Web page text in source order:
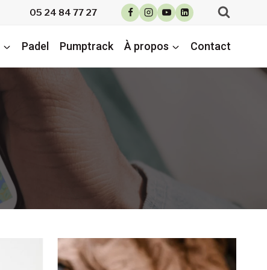
05 24 84 77 27
Padel Pumptrack À propos Contact